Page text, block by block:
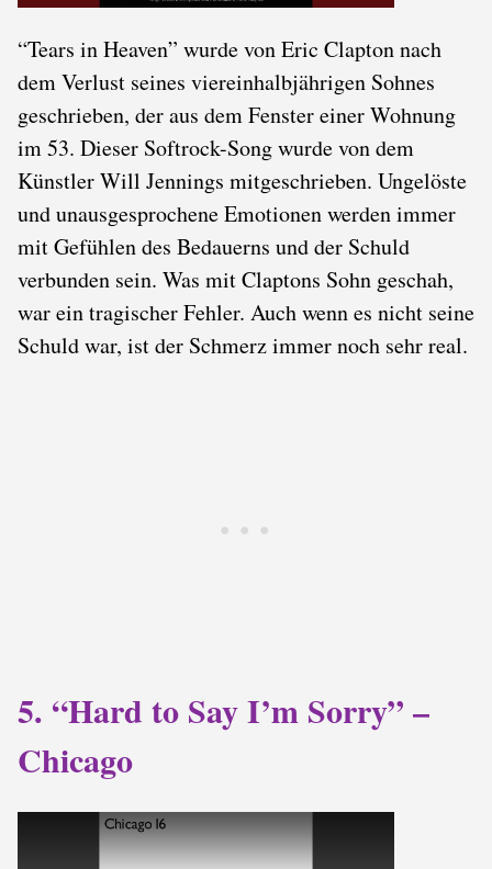
“Tears in Heaven” wurde von Eric Clapton nach
dem Verlust seines viereinhalbjährigen Sohnes
geschrieben, der aus dem Fenster einer Wohnung
im 53. Dieser Softrock-Song wurde von dem
Künstler Will Jennings mitgeschrieben. Ungelöste
und unausgesprochene Emotionen werden immer
mit Gefühlen des Bedauerns und der Schuld
verbunden sein. Was mit Claptons Sohn geschah,
war ein tragischer Fehler. Auch wenn es nicht seine
Schuld war, ist der Schmerz immer noch sehr real.
5. “Hard to Say I’m Sorry” –
Chicago